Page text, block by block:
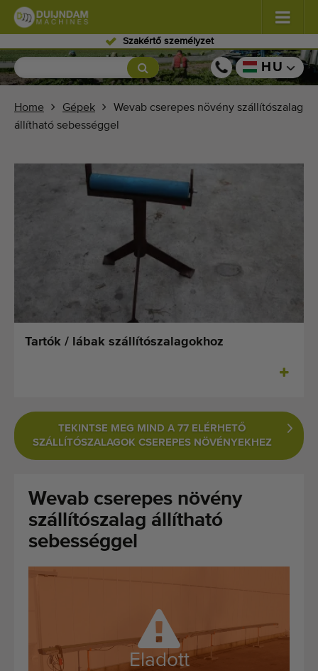
Szakértő személyzet
Virágok és dísznövények (580)
Üvegházi zöldségek
Gyümölcsök (333)
Szállítószalagok (441)
Keresés típusonként
Legutóbb megtekintett gépek
Gépek
Rólunk
Kapcsolat
Szakértő személyzet
HU
Home Gépek
Wevab cserepes növény szállítószalag
állítható sebességgel
Tartók / lábak szállítószalagokhoz
TEKINTSE MEG MIND A 77 ELÉRHETŐ
SZÁLLÍTÓSZALAGOK CSEREPES NÖVÉNYEKHEZ
Wevab cserepes növény
szállítószalag állítható
sebességgel
Eladott